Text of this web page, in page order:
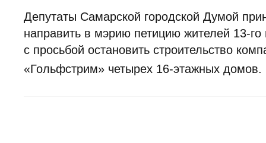
Депутаты Самарской городской Думой
направить в мэрию петицию жителей 13-го
с просьбой остановить строительство
«Гольфстрим» четырех 16-этажных домов.